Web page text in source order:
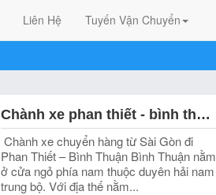
Liên Hệ Tuyến Vận Chuyển
Chành xe phan thiết - bình thuận tại quận 12
Chành xe chuyển hàng từ Sài Gòn đi
Phan Thiết – Bình Thuận Bình Thuận nằm
ở cửa ngỏ phía nam thuộc duyên hải nam
trung bộ. Với địa thế nằm...